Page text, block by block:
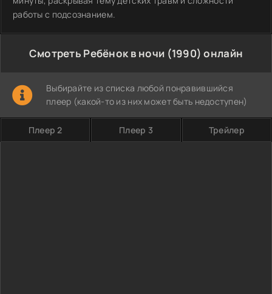
работы с подсознанием.
Смотреть Ребёнок в ночи (1990) онлайн
Выбирайте из списка любой понравившийся
плеер (какой-то из них может быть недоступен)
Плеер 2 Плеер 3 Трейлер